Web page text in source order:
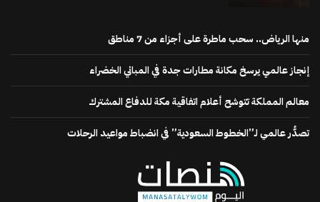
منها الرياض.. سحب ماطرة على أجزاء من 7 مناطق
إنجاز عالمي يرسخ مكانة مطارات جدة في المباني الخضراء
معالم المملكة تتوشح أعلام اتفاقية مكة للدفاع المشترك
تصدُّر عالمي لـ”الخطوط السعودية” في انضباط مواعيد الرحلات